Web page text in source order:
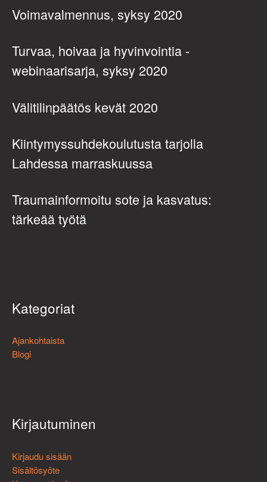
Voimavalmennus, syksy 2020
Turvaa, hoivaa ja hyvinvointia -
webinaarisarja, syksy 2020
Välitilinpäätös kevät 2020
Kiintymyssuhdekoulutusta tarjolla
Lahdessa marraskuussa
Traumainformoitu sote ja kasvatus:
tärkeää työtä
Kategoriat
Ajankohtaista
Blogi
Kirjautuminen
Kirjaudu sisään
Sisältösyöte